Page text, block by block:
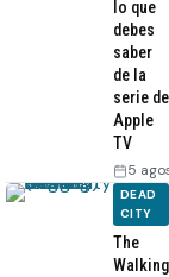
lo que
debes
saber
de la
serie de
Apple
TV
5
DEAD
CITY
The
Walking